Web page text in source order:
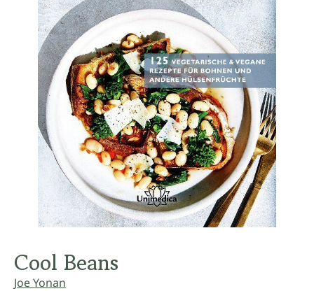
Cool Beans
Joe Yonan